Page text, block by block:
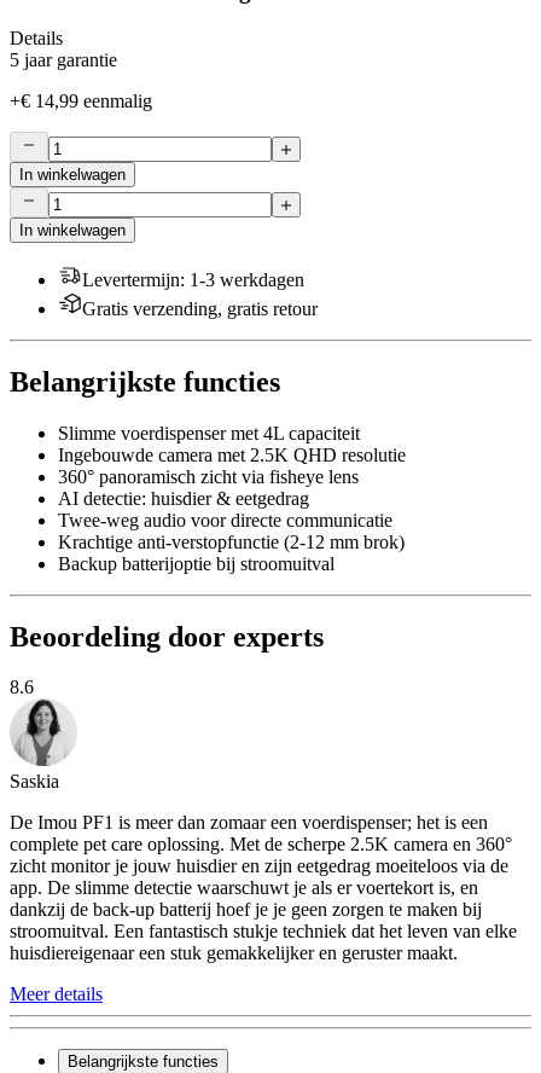
Details
5 jaar garantie
+€ 14,99 eenmalig
In winkelwagen
In winkelwagen
Levertermijn: 1-3 werkdagen
Gratis verzending, gratis retour
Belangrijkste functies
Slimme voerdispenser met 4L capaciteit
Ingebouwde camera met 2.5K QHD resolutie
360° panoramisch zicht via fisheye lens
AI detectie: huisdier & eetgedrag
Twee-weg audio voor directe communicatie
Krachtige anti-verstopfunctie (2-12 mm brok)
Backup batterijoptie bij stroomuitval
Beoordeling door experts
8.6
Saskia
De Imou PF1 is meer dan zomaar een voerdispenser; het is een
complete pet care oplossing. Met de scherpe 2.5K camera en 360°
zicht monitor je jouw huisdier en zijn eetgedrag moeiteloos via de
app. De slimme detectie waarschuwt je als er voertekort is, en
dankzij de back-up batterij hoef je je geen zorgen te maken bij
stroomuitval. Een fantastisch stukje techniek dat het leven van elke
huisdiereigenaar een stuk gemakkelijker en geruster maakt.
Meer details
Belangrijkste functies